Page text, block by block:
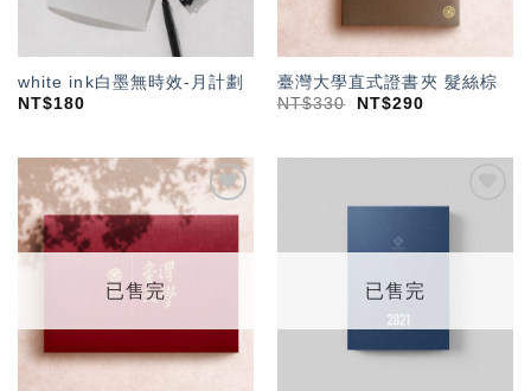
white ink白墨無時效-月計劃
NT$180
臺灣大學直式證書夾 髮絲棕
NT$330 NT$290
加入
望輕
已售完
望輕
已售完